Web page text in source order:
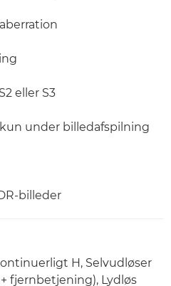
eller S3
under billedafspilning
billeder
H, Selvudløser
fjernbetjening), Lydløs